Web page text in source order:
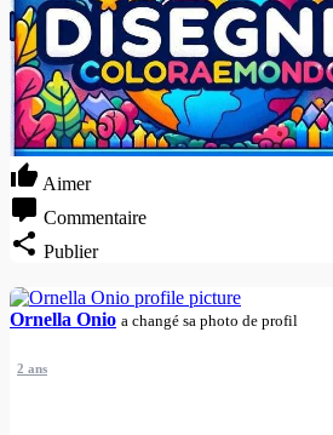
Aimer
Commentaire
Publier
Ornella Onio a changé sa photo de profil
2 ans